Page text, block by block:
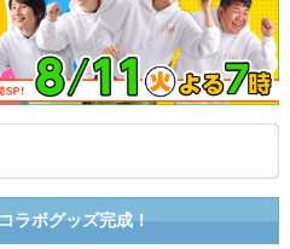
ボグッズ完成！